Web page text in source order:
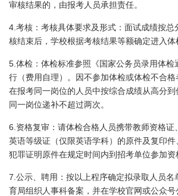
审核结果的，由报考人员承担责任。
4. 考核：考核具体要求及形式：面试成绩按总
核结束后，学校根据考核结果等额确定进入体
5. 体检：体检标准参照《国家公务员录用体检
行（费用自理）。因不参加体检或体检不合格
在报考同一岗位的人员中按综合成绩从高分到
同一岗位递补不超过两次。
6. 资格复审：请体检合格人员携带教师资格证
英语等级证（仅限英语学科）的原件及复印
犯罪证明原件在规定时间内到招考单位参加资
7. 公示、聘用：按以上程序确定拟录取人员名
育局组织人事科备案，并在学校官网或公众号